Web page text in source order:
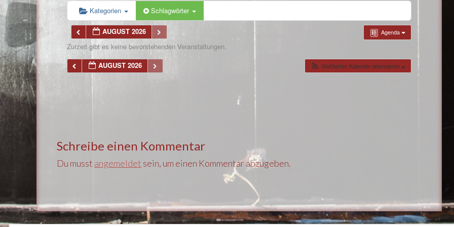
Kategorien Schlagwörter
Agenda
AUGUST 2026
Zurzeit gibt es keine bevorstehenden Veranstaltungen.
AUGUST 2026
Gefilterten Kalender abonnieren
Schreibe einen Kommentar
Du musst angemeldet sein, um einen Kommentar abzugeben.